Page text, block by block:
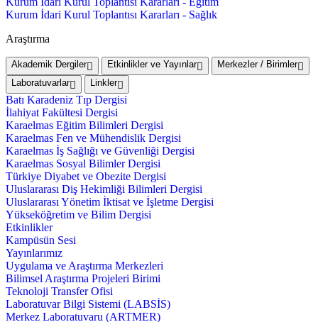
Kurum İdari Kurul Toplantısı Kararları - Sağlık
Araştırma
Akademik Dergiler Etkinlikler ve Yayınlar
Merkezler / Birimler
Laboratuvarlar
Linkler
Batı Karadeniz Tıp Dergisi
İlahiyat Fakültesi Dergisi
Karaelmas Eğitim Bilimleri Dergisi
Karaelmas Fen ve Mühendislik Dergisi
Karaelmas İş Sağlığı ve Güvenliği Dergisi
Karaelmas Sosyal Bilimler Dergisi
Türkiye Diyabet ve Obezite Dergisi
Uluslararası Diş Hekimliği Bilimleri Dergisi
Uluslararası Yönetim İktisat ve İşletme Dergisi
Yükseköğretim ve Bilim Dergisi
Etkinlikler
Kampüsün Sesi
Yayınlarımız
Uygulama ve Araştırma Merkezleri
Bilimsel Araştırma Projeleri Birimi
Teknoloji Transfer Ofisi
Laboratuvar Bilgi Sistemi (LABSİS)
Merkez Laboratuvaru (ARTMER)